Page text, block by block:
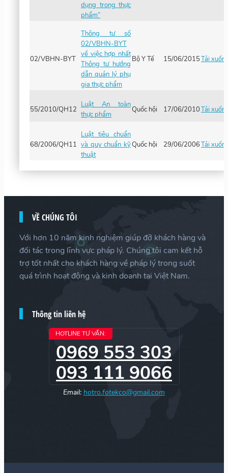
dụng trong thực
phẩm”
02/VBHN-BYT
Thông tư số
02/VBHN-BYT
về việc hợp nhất
Thông tư hướng
dẫn quản lý phụ
gia thực phẩm
Bộ Y Tế 15/06/2015Tải
55/2010/QH12
Luật An toàn
thực phẩm
Quốc hội 17/06/2010Tải
68/2006/QH11
Luật tiêu chuẩn
và quy chuẩn kỹ
thuật
Quốc hội 29/06/2006Tải
VỀ CHÚNG TÔI
Với hơn 10 năm kinh nghiệm giúp đỡ khách hàng và
đối tác trong lĩnh vực pháp lý. Chúng tôi cam kết hỗ
trợ tốt nhất cho khách hàng về pháp lý trong suốt
quá trình hoạt động và kinh doanh tại Việt Nam.
Thông tin liên hệ
HOTLINE TƯ VẤN:
0969 553 303
093 111 9066
Email: hotro.fotekco@gmail.com